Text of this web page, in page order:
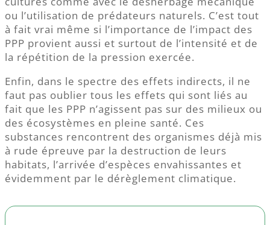
ou l’utilisation de prédateurs naturels. C’est tout
à fait vrai même si l’importance de l’impact des
PPP provient aussi et surtout de l’intensité et de
la répétition de la pression exercée.
Enfin, dans le spectre des effets indirects, il ne
faut pas oublier tous les effets qui sont liés au
fait que les PPP n’agissent pas sur des milieux ou
des écosystèmes en pleine santé. Ces
substances rencontrent des organismes déjà mis
à rude épreuve par la destruction de leurs
habitats, l’arrivée d’espèces envahissantes et
évidemment par le dérèglement climatique.